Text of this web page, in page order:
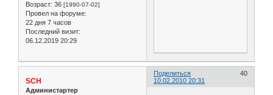
Возраст: 36 [1990-07-02]
Провел на форуме:
22 дня 7 часов
Последний визит:
06.12.2019 20:29
Поделиться
40
10.02.2010 20:31
SCH
Администартер